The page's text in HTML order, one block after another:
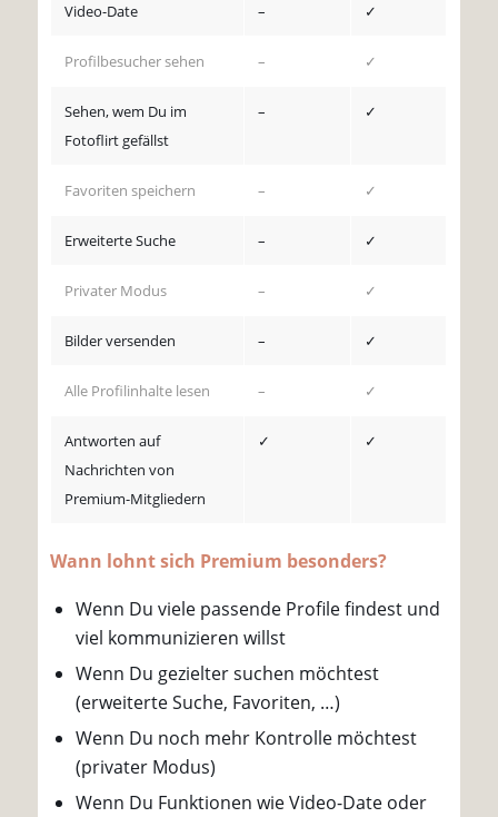
Video-Date – ✓
Profilbesucher sehen – ✓
Sehen, wem Du im
Fotoflirt gefällst
– ✓
Favoriten speichern – ✓
Erweiterte Suche – ✓
Privater Modus – ✓
Bilder versenden – ✓
Alle Profilinhalte lesen – ✓
Antworten auf
Nachrichten von
Premium-Mitgliedern
✓ ✓
Wann lohnt sich Premium besonders?
Wenn Du viele passende Profile findest und
viel kommunizieren willst
Wenn Du gezielter suchen möchtest
(erweiterte Suche, Favoriten, …)
Wenn Du noch mehr Kontrolle möchtest
(privater Modus)
Wenn Du Funktionen wie Video-Date oder